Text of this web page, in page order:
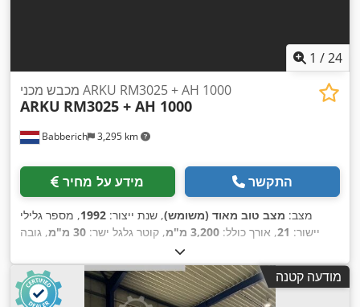
1 /24
Babberich 3,295 km
מכבש מכני ARKU RM3025 + AH 1000
ARKU RM3025 + AH 1000
מידע על מחיר התקשר
מצב: מצב טוב מאוד (משומש), שנת ייצור: 1992, מספר גלילי
יישור: 21, אורך כולל: 3,200 מ"מ , קוטר גלגל ישר: 30 מ"מ
, גובה
, רוחב כולל:2,000 מ"מ
מ"מ,
מודעה קטנה